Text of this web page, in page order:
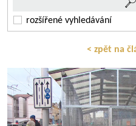
rozšířené vyhledávání
< zpět na